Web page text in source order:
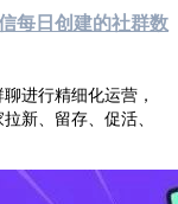
每日创建的社群数
进行精细化运营，
新、留存、促活、